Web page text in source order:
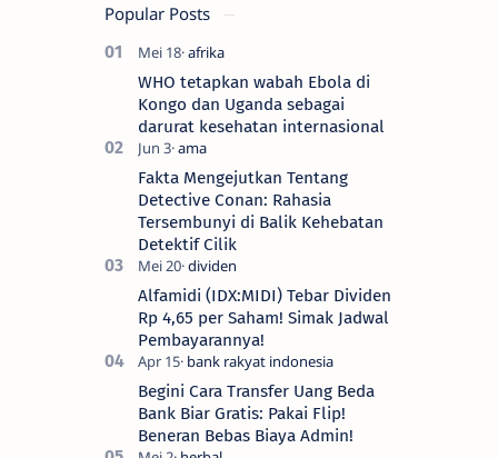
Popular Posts
WHO tetapkan wabah Ebola di
Kongo dan Uganda sebagai
darurat kesehatan internasional
Fakta Mengejutkan Tentang
Detective Conan: Rahasia
Tersembunyi di Balik Kehebatan
Detektif Cilik
Alfamidi (IDX:MIDI) Tebar Dividen
Rp 4,65 per Saham! Simak Jadwal
Pembayarannya!
Begini Cara Transfer Uang Beda
Bank Biar Gratis: Pakai Flip!
Beneran Bebas Biaya Admin!